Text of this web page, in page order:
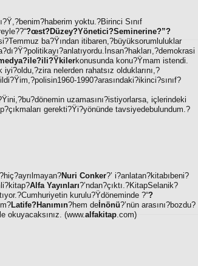
yoktu.?Birinci Sınıf
?œst?Düzey?Yönetici?Seminerine?”?
ba?Ÿından itibaren,?büyüksorumluluklar
konusunda konu?Ÿmam istendi.
nelerden rahatsız olduklarını,?
1990?arasındaki?ikinci?sınıf?
uzamasını?istiyorlarsa, içlerindeki
gerekti?Ÿi?yönünde tavsiyedebulundum.?
Nuri Conker?’ i?anlatan?kitabıbeni?
Alfa Yayınları?’ndan?çıktı.?KitapSelanik?
kurulu?Ÿdöneminde ?“?
Latife?Hanımın?hem de İnönü?’nün arasını?bozdu?
okuyacaksınız. (www.alfakitap.com)